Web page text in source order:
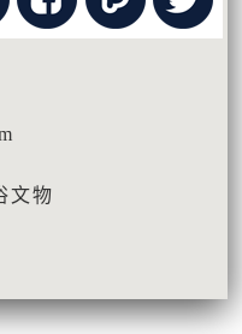
文物